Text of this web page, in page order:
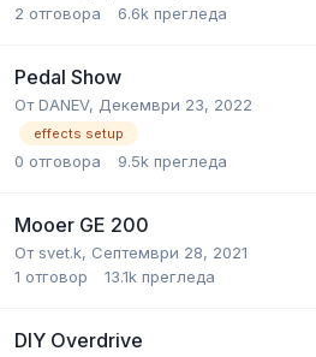
2 отговора 6.6k прегледа
Pedal Show
ОтDANEV, Декември 23, 2022
effects setup
0 отговора 9.5k прегледа
Mooer GE 200
Отsvet.k, Септември 28, 2021
1 отговор 13.1k прегледа
DIY Overdrive